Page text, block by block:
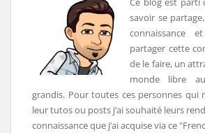
savoir se
connaissance
partager cette
de le faire, un
monde libre
grandis. Pour toutes ces personnes qui
leur tutos ou posts j’ai souhaité leurs
connaissance que j’ai acquise via ce